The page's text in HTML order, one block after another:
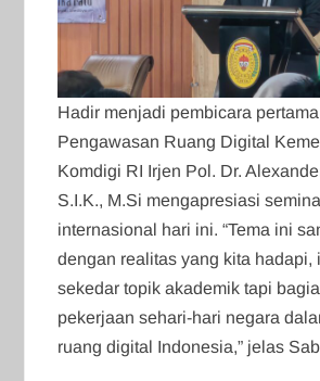
Hadir menjadi pembicara
Pengawasan Ruang Digital
Komdigi RI Irjen Pol. Dr.
S.I.K., M.Si mengapresiasi
internasional hari ini. “Tema ini
dengan realitas yang kita hadapi,
sekedar topik akademik tapi
pekerjaan sehari-hari negara
ruang digital Indonesia,” jelas